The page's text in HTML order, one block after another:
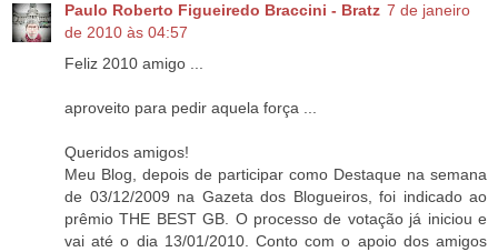
Paulo Roberto Figueiredo Braccini - Bratz 7 de janeiro
de 2010 às 04:57
Feliz 2010 amigo ...
aproveito para pedir aquela força ...
Queridos amigos!
Meu Blog, depois de participar como Destaque na semana
de 03/12/2009 na Gazeta dos Blogueiros, foi indicado ao
prêmio THE BEST GB. O processo de votação já iniciou e
vai até o dia 13/01/2010. Conto com o apoio dos amigos